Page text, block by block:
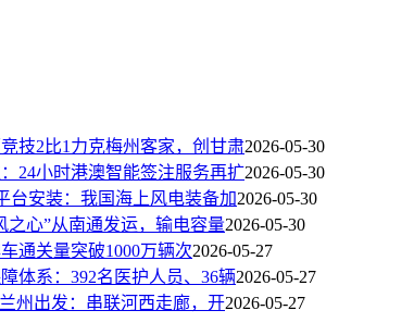
技2比1力克梅州客家，创甘肃2026-05-30
24小时港澳智能签注服务再扩2026-05-30
台安装：我国海上风电装备加2026-05-30
之心”从南通发运，输电容量2026-05-30
通关量突破1000万辆次2026-05-27
体系：392名医护人员、36辆2026-05-27
州出发：串联河西走廊，开2026-05-27